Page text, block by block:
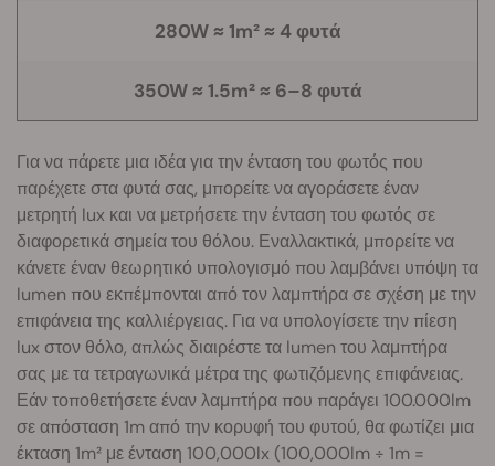
280W ≈ 1m² ≈ 4 φυτά
350W ≈ 1.5m² ≈ 6–8 φυτά
Για να πάρετε μια ιδέα για την ένταση του φωτός που
παρέχετε στα φυτά σας, μπορείτε να αγοράσετε έναν
μετρητή lux και να μετρήσετε την ένταση του φωτός σε
διαφορετικά σημεία του θόλου. Εναλλακτικά, μπορείτε να
κάνετε έναν θεωρητικό υπολογισμό που λαμβάνει υπόψη τα
lumen που εκπέμπονται από τον λαμπτήρα σε σχέση με την
επιφάνεια της καλλιέργειας. Για να υπολογίσετε την πίεση
lux στον θόλο, απλώς διαιρέστε τα lumen του λαμπτήρα
σας με τα τετραγωνικά μέτρα της φωτιζόμενης επιφάνειας.
Εάν τοποθετήσετε έναν λαμπτήρα που παράγει 100.000lm
σε απόσταση 1m από την κορυφή του φυτού, θα φωτίζει μια
έκταση 1m² με ένταση 100,000lx (100,000lm ÷ 1m =